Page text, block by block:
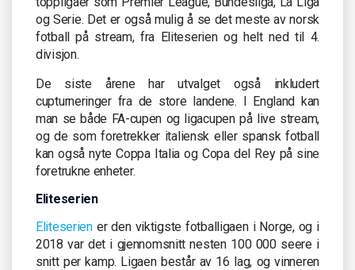
og Serie. Det er også mulig å se det meste av norsk
fotball på stream, fra Eliteserien og helt ned til 4.
divisjon.
De siste årene har utvalget også inkludert
cupturneringer fra de store landene. I England kan
man se både FA-cupen og ligacupen på live stream,
og de som foretrekker italiensk eller spansk fotball
kan også nyte Coppa Italia og Copa del Rey på sine
foretrukne enheter.
Eliteserien
Eliteseriener den viktigste fotballigaen i Norge, og i
2018 var det i gjennomsnitt nesten 100 000 seere i
snitt per kamp. Ligaen består av 16 lag, og vinneren